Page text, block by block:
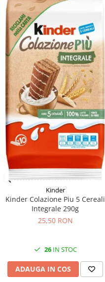
Kinder
Kinder Colazione Piu 5 Cereali
Integrale 290g
25,50 RON
26IN STOC
ADAUGA IN COS